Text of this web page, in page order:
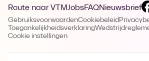
Route naar VTMJobsFAQNieuwsbrief
GebruiksvoorwaardenCookiebeleid
Toegankelijkheidsverklaring
Cookie instellingen